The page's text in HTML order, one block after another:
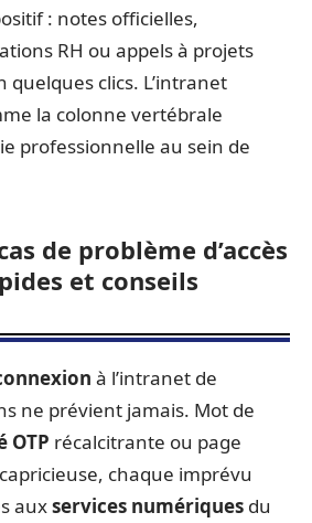
: notes officielles,
RH ou appels à projets
quelques clics. L’intranet
la colonne vertébrale
professionnelle au sein de
de problème d’accès
et conseils
à l’intranet de
ne prévient jamais. Mot de
OTP récalcitrante ou page
chaque imprévu
auxservices numériques du